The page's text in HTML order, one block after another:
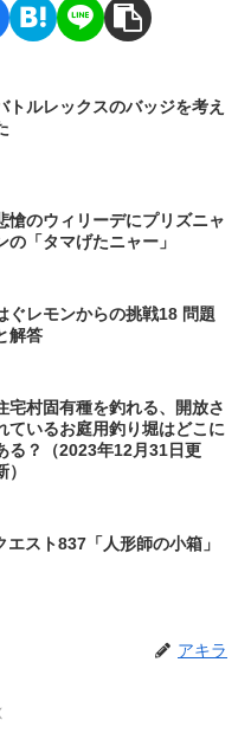
トルレックスのバッジを考え
愴のウィリーデにプリズニャ
の「タマげたニャー」
ぐレモンからの挑戦18 問題
解答
宅村固有種を釣れる、開放さ
ているお庭用釣り堀はどこに
る？（2023年12月31日更
）
エスト837「人形師の小箱」
アキラ